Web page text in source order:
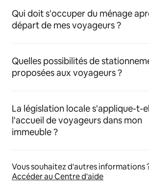
Qui doit s'occuper du ménage
départ de mes voyageurs ?
Quelles possibilités de
proposées aux voyageurs ?
La législation locale s'applique-t-
l'accueil de voyageurs dans mon
immeuble ?
Vous souhaitez d'autres informations
Accéder au Centre d'aide